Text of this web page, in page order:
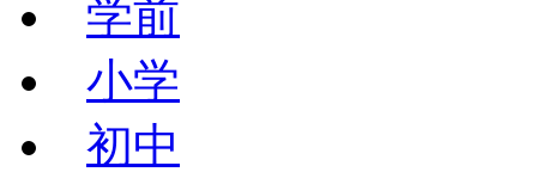
学前
小学
初中